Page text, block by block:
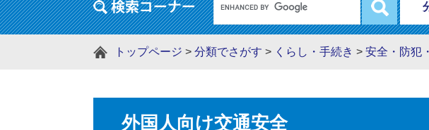
トップページ > 分類でさがす > くらし・手続き > 安全・防犯
外国人向け交通安全